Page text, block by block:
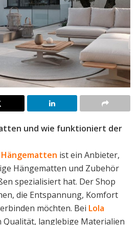
und wie funktioniert der
Hängematten ist ein Anbieter,
Hängematten und Zubehör
spezialisiert hat. Der Shop
die Entspannung, Komfort
möchten. Bei Lola
Qualität, langlebige Materialien